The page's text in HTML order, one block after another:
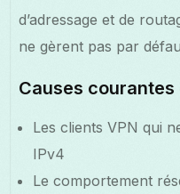
d’adressage et de
ne gèrent pas par
Causes
Les clients VPN qui
IPv4
Le comportement